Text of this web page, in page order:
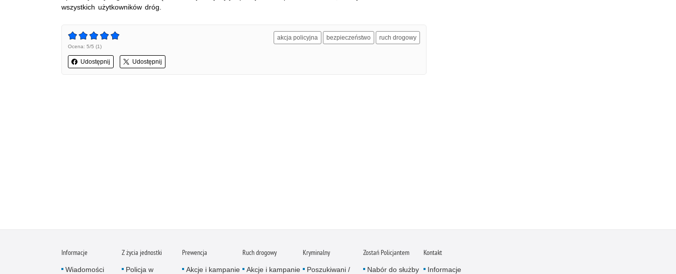
wszystkich użytkowników dróg.
Ocena: 5/5 (1)
Udostępnij Udostępnij
akcja policyjna bezpieczeństwo ruch drogowy
Informacje
Wiadomości
Z życia jednostki
Policja w
Prewencja
Akcje i kampanie
Ruch drogowy
Akcje i kampanie
Kryminalny
Poszukiwani /
Zostań Policjantem
Nabór do służby
Kontakt
Informacje